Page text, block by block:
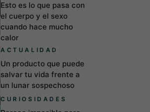
Esto es lo que pasa con
el cuerpo y el sexo
cuando hace mucho
calor
ACTUALIDAD
Un producto que puede
salvar tu vida frente a
un lunar sospechoso
CURIOSIDADES